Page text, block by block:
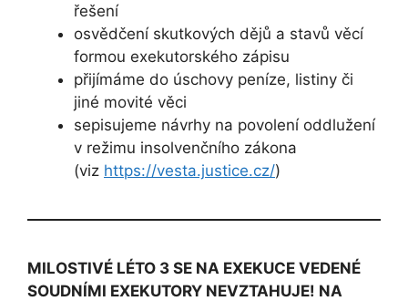
řešení
osvědčení skutkových dějů a stavů věcí
formou exekutorského zápisu
přijímáme do úschovy peníze, listiny či
jiné movité věci
sepisujeme návrhy na povolení oddlužení
v režimu insolvenčního zákona
(viz https://vesta.justice.cz/)
MILOSTIVÉ LÉTO 3 SE NA EXEKUCE VEDENÉ
SOUDNÍMI EXEKUTORY NEVZTAHUJE! NA